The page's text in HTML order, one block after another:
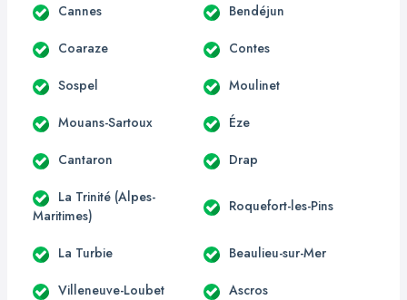
Cannes Bendéjun
Coaraze Contes
Sospel Moulinet
Mouans-Sartoux Éze
Cantaron Drap
La Trinité (Alpes-
Maritimes)
Roquefort-les-Pins
La Turbie Beaulieu-sur-Mer
Villeneuve-Loubet Ascros